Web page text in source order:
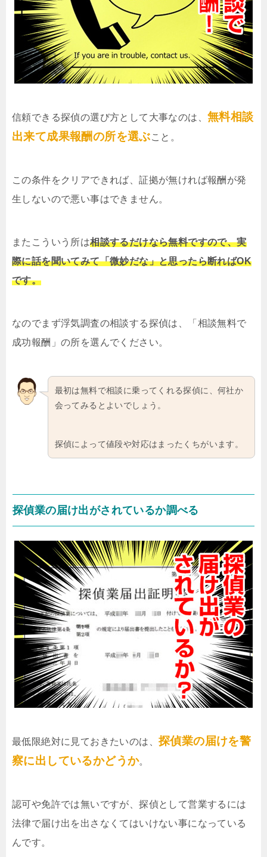
信頼できる探偵の選び方として大事なのは、 無料相談
出来て成果報酬の所を選ぶこと。
この条件をクリアできれば、証拠が無ければ報酬が発
生しないので悪い事はできません。
またこういう所は相談するだけなら無料ですので、実
際に話を聞いてみて「微妙だな」と思ったら断ればOK
です。
なのでまず浮気調査の相談する探偵は、「相談無料で
成功報酬」の所を選んでください。
最初は無料で相談に乗ってくれる探偵に、何社か
会ってみるとよいでしょう。
探偵によって値段や対応はまったくちがいます。
探偵業の届け出がされているか調べる
最低限絶対に見ておきたいのは、 探偵業の届けを警
察に出しているかどうか。
認可や免許では無いですが、探偵として営業するには
法律で届け出を出さなくてはいけない事になっている
んです。